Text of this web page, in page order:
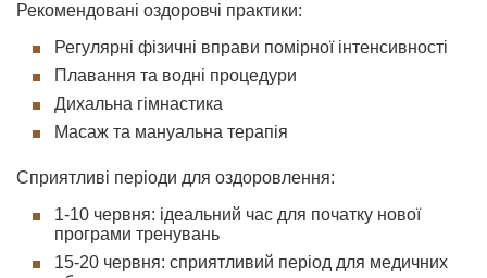
Рекомендовані оздоровчі практики:
Регулярні фізичні вправи помірної інтенсивності
Плавання та водні процедури
Дихальна гімнастика
Масаж та мануальна терапія
Сприятливі періоди для оздоровлення:
1-10 червня: ідеальний час для початку нової
програми тренувань
15-20 червня: сприятливий період для медичних